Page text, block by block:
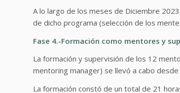
A lo largo de los meses de Diciembre
de dicho programa (selección de los
Fase 4.-Formación como mentores y
La formación y supervisión de los 12
mentoring manager) se llevó a cabo
La formación constó de un total de 21